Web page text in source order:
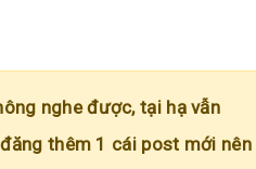
nghe được, tại hạ vẫn
thêm 1 cái post mới nên